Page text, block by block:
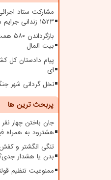
مشارکت ستاد
۱۵۲۳ زندانی جرایم مالی غیر عمد
بیت المال
پیام دادستان کل
ای
نخل گردانی شهر
پربحث ترین ها
جان باختن چهار
هشترود به همراه
تنگی انگشتر و
بدن یا هشدار
ممنوعیت تنظیم